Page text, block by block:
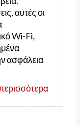
αυτές οι
Wi-Fi,
ασφάλεια